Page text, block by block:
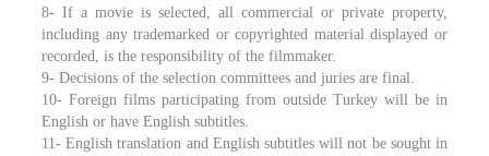
8- If a movie is selected, all commercial or private property,
including any trademarked or copyrighted material displayed or
recorded, is the responsibility of the filmmaker.
9- Decisions of the selection committees and juries are final.
10- Foreign films participating from outside Turkey will be in
English or have English subtitles.
11- English translation and English subtitles will not be sought in